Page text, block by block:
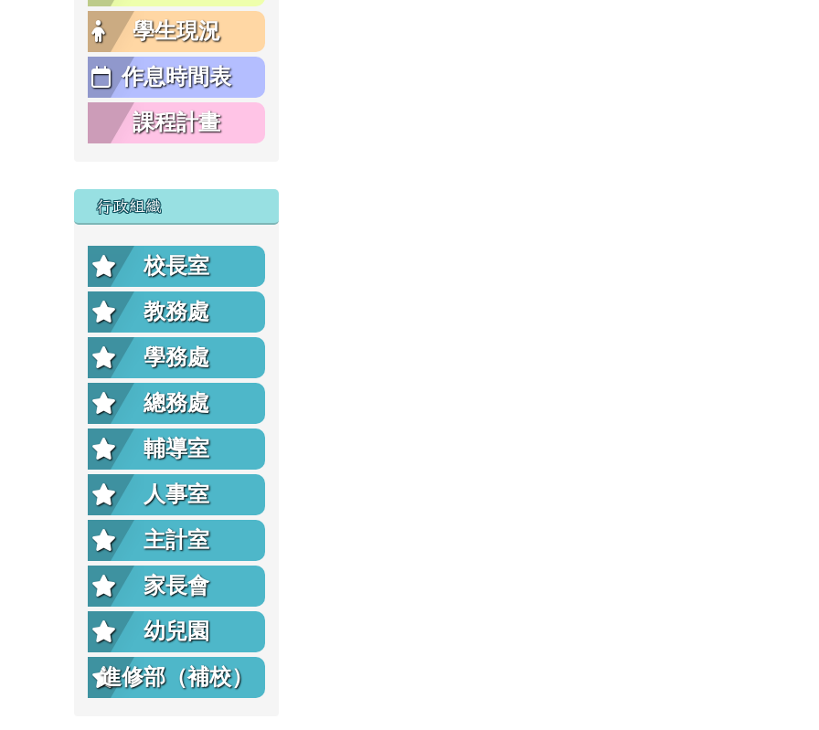
學生現況
作息時間表
課程計畫
行政組織
校長室
教務處
學務處
總務處
輔導室
人事室
主計室
家長會
幼兒園
進修部（補校）